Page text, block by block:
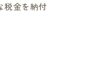
税金を納付